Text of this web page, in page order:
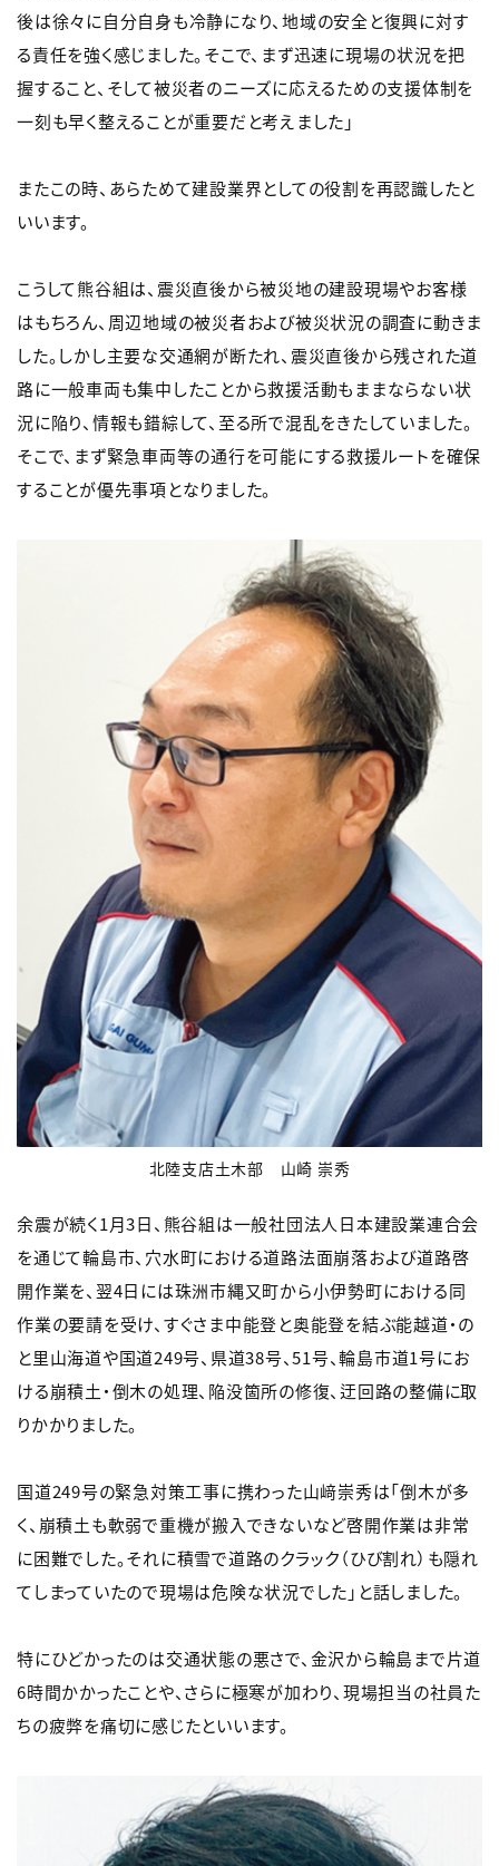
後は徐々に自分自身も冷静になり、地域の安全と復興に対す
る責任を強く感じました。そこで、まず迅速に現場の状況を把
握すること、そして被災者のニーズに応えるための支援体制を
一刻も早く整えることが重要だと考えました」
またこの時、あらためて建設業界としての役割を再認識したと
いいます。
こうして熊谷組は、震災直後から被災地の建設現場やお客様
はもちろん、周辺地域の被災者および被災状況の調査に動きま
した。しかし主要な交通網が断たれ、震災直後から残された道
路に一般車両も集中したことから救援活動もままならない状
況に陥り、情報も錯綜して、至る所で混乱をきたしていました。
そこで、まず緊急車両等の通行を可能にする救援ルートを確保
することが優先事項となりました。
北陸支店土木部 山崎 崇秀
余震が続く1月3日、熊谷組は一般社団法人日本建設業連合会
を通じて輪島市、穴水町における道路法面崩落および道路啓
開作業を、翌4日には珠洲市縄又町から小伊勢町における同
作業の要請を受け、すぐさま中能登と奥能登を結ぶ能越道・の
と里山海道や国道249号、県道38号、51号、輪島市道1号にお
ける崩積土・倒木の処理、陥没箇所の修復、迂回路の整備に取
りかかりました。
国道249号の緊急対策工事に携わった山﨑崇秀は「倒木が多
く、崩積土も軟弱で重機が搬入できないなど啓開作業は非常
に困難でした。それに積雪で道路のクラック（ひび割れ）も隠れ
てしまっていたので現場は危険な状況でした」と話しました。
特にひどかったのは交通状態の悪さで、金沢から輪島まで片道
6時間かかったことや、さらに極寒が加わり、現場担当の社員た
ちの疲弊を痛切に感じたといいます。